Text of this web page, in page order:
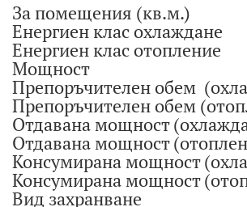
За помещения (кв.м.)
Енергиен клас охлаждане
Енергиен клас отопление
Мощност
Препоръчителен обем
Препоръчителен обем
Отдавана мощност
Отдавана мощност
Консумирана мощност
Консумирана мощност
Вид захранване